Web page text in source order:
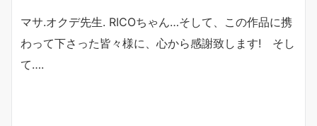
マサ.オクデ先生. RICOちゃん…そして、この作品に携
わって下さった皆々様に、心から感謝致します! そし
て….